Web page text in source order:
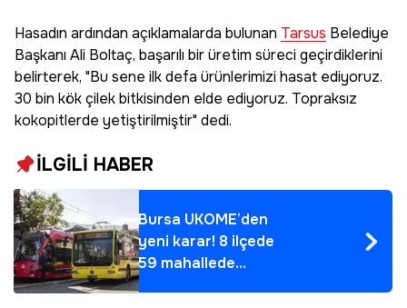
Hasadın ardından açıklamalarda bulunan Tarsus Belediye
Başkanı Ali Boltaç, başarılı bir üretim süreci geçirdiklerini
belirterek, "Bu sene ilk defa ürünlerimizi hasat ediyoruz.
30 bin kök çilek bitkisinden elde ediyoruz. Topraksız
kokopitlerde yetiştirilmiştir" dedi.
İLGİLİ HABER
Bursa UKOME’den
yeni karar! 8 ilçede
59 mahallede
harekete geçildi